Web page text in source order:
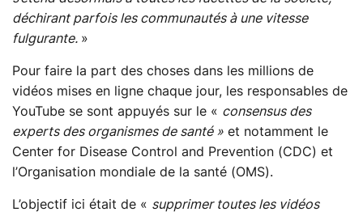
déchirant parfois les communautés à une vitesse
fulgurante. »
Pour faire la part des choses dans les millions de
vidéos mises en ligne chaque jour, les responsables de
YouTube se sont appuyés sur le « consensus des
experts des organismes de santé » et notamment le
Center for Disease Control and Prevention (CDC) et
l’Organisation mondiale de la santé (OMS).
L’objectif ici était de « supprimer toutes les vidéos